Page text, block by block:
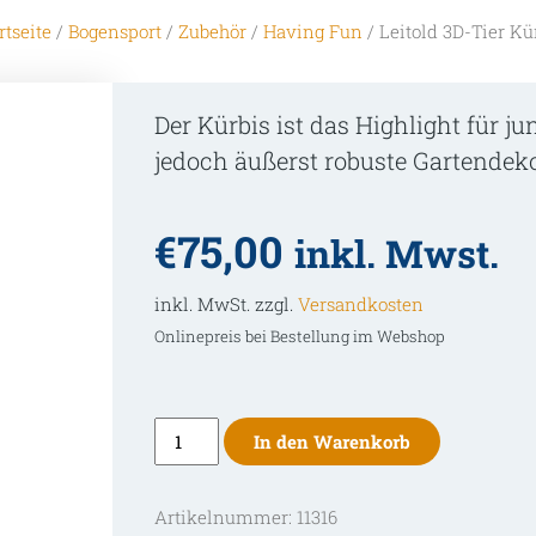
/ Bogensport/ Zubehör/ Having Fun / Leitold 3D-Tier
Der Kürbis ist das Highlight für
jedoch äußerst robuste
€75,00 inkl. Mwst.
inkl. MwSt. zzgl. Versandkosten
Onlinepreis bei Bestellung im Webshop
Leitold
3D-
Kürbis
In den Warenkorb
Artikelnummer: 11316